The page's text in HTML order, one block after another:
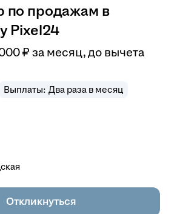
по продажам в
Pixel24
₽ за месяц,до вычета
Выплаты: Два раза в месяц
Откликнуться